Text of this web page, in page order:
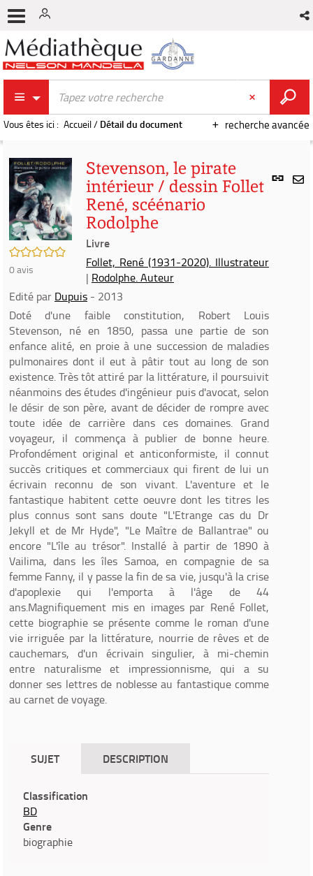
recherche avancée
Vous êtes ici : Accueil/ Détail du document
Lien
/5
0avis
Stevenson, le pirate
intérieur / dessin Follet
René, scéénario
Rodolphe
Livre
Follet, René (1931-2020). Illustrateur
| Rodolphe. Auteur
Edité par Dupuis - 2013
Doté d'une faible constitution, Robert Louis
Stevenson, né en 1850, passa une partie de son
enfance alité, en proie à une succession de maladies
pulmonaires dont il eut à pâtir tout au long de son
existence. Très tôt attiré par la littérature, il poursuivit
néanmoins des études d'ingénieur puis d'avocat, selon
le désir de son père, avant de décider de rompre avec
toute idée de carrière dans ces domaines. Grand
voyageur, il commença à publier de bonne heure.
Profondément original et anticonformiste, il connut
succès critiques et commerciaux qui firent de lui un
écrivain reconnu de son vivant. L'aventure et le
fantastique habitent cette oeuvre dont les titres les
plus connus sont sans doute "L'Etrange cas du Dr
Jekyll et de Mr Hyde", "Le Maître de Ballantrae" ou
encore "L'île au trésor". Installé à partir de 1890 à
Vailima, dans les îles Samoa, en compagnie de sa
femme Fanny, il y passe la fin de sa vie, jusqu'à la crise
d'apoplexie qui l'emporta à l'âge de 44
ans.Magnifiquement mis en images par René Follet,
cette biographie se présente comme le roman d'une
vie irriguée par la littérature, nourrie de rêves et de
cauchemars, d'un écrivain singulier, à mi-chemin
entre naturalisme et impressionnisme, qui a su
donner ses lettres de noblesse au fantastique comme
au carnet de voyage.
SUJET DESCRIPTION
Classification
BD
Genre
biographie